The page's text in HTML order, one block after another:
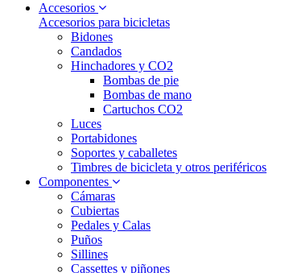
Accesorios
Accesorios para bicicletas
Bidones
Candados
Hinchadores y CO2
Bombas de pie
Bombas de mano
Cartuchos CO2
Luces
Portabidones
Soportes y caballetes
Timbres de bicicleta y otros periféricos
Componentes
Cámaras
Cubiertas
Pedales y Calas
Puños
Sillines
Cassettes y piñones